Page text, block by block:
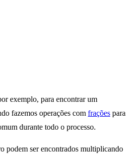
exemplo, para encontrar um
fazemos operações com frações para
durante todo o processo.
podem ser encontrados multiplicando